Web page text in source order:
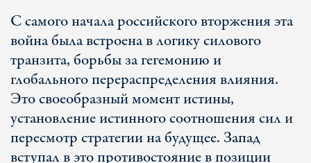
С самого начала российского вторжения эта
война была встроена в логику силового
транзита, борьбы за гегемонию и
глобального перераспределения влияния.
Это своеобразный момент истины,
установление истинного соотношения сил и
пересмотр стратегии на будущее. Запад
вступал в это противостояние в позиции